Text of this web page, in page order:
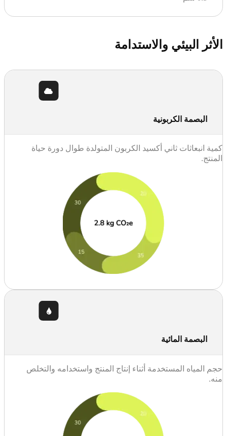
الأثر البيئي والاستدامة
البصمة الكربونية
كمية انبعاثات ثاني أكسيد الكربون المتولدة طوال دورة حياة
المنتج.
البصمة المائية
حجم المياه المستخدمة أثناء إنتاج المنتج واستخدامه والتخلص
منه.